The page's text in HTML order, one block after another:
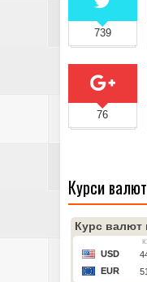
739
76
Курси валют